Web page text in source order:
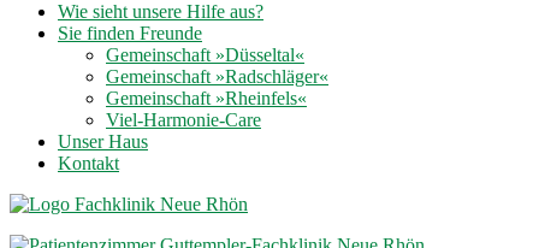
Wie sieht unsere Hilfe aus?
Sie finden Freunde
Gemeinschaft »Düsseltal«
Gemeinschaft »Radschläger«
Gemeinschaft »Rheinfels«
Viel-Harmonie-Care
Unser Haus
Kontakt